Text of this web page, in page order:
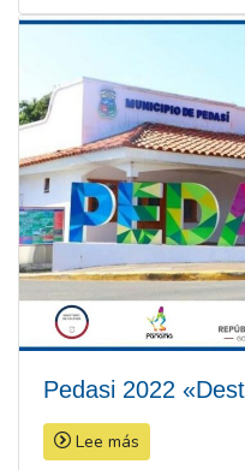
Pedasi 2022
Lee más